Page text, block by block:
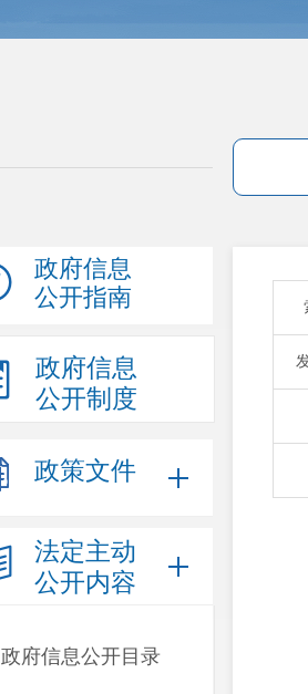
政府信息
公开指南
政府信息
公开制度
政策文件
法定主动
公开内容
政府信息公开目录